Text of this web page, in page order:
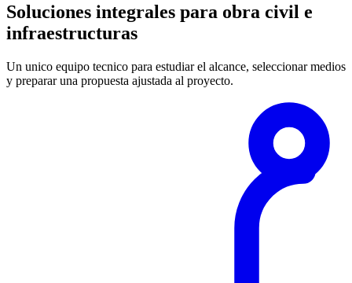
Soluciones integrales para obra civil e
infraestructuras
Un unico equipo tecnico para estudiar el alcance, seleccionar medios
y preparar una propuesta ajustada al proyecto.